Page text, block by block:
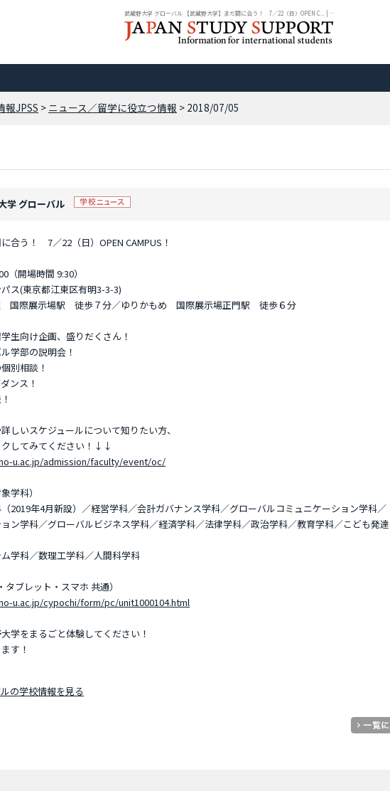
武蔵野大学 グローバル 【武蔵野大学】まだ間に合う！ 7／22（日）OPEN C... | ニ...
報JPSS > ニュース／留学に役立つ情報 > 2018/07/05
学 グローバル
合う！ 7／22（日）OPEN CAMPUS！
（開場時間 9:30）
ス(東京都江東区有明3-3-3)
国際展示場駅 徒歩７分／ゆりかもめ 国際展示場正門駅 徒歩６分
生向け企画、盛りだくさん！
学部の説明会！
別相談！
ンス！
しいスケジュールについて知りたい方、
クしてみてください！↓↓
u.ac.jp/admission/faculty/event/oc/
象学科）
2019年4月新設）／経営学科／会計ガバナンス学科／グローバルコミュニケーション学科／
ン学科／グローバルビジネス学科／経済学科／法律学科／政治学科／教育学科／こども発
学科／数理工学科／人間科学科
ブレット・スマホ 共通）
u.ac.jp/cypochi/form/pc/unit1000104.html
学をまるごと体験してください！
す！
の学校情報を見る